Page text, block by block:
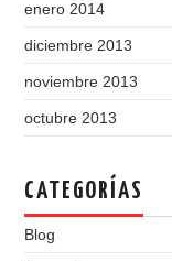
enero 2014
diciembre 2013
noviembre 2013
octubre 2013
CATEGORÍAS
Blog